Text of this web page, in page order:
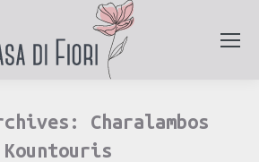
Charalambos
Kountouris